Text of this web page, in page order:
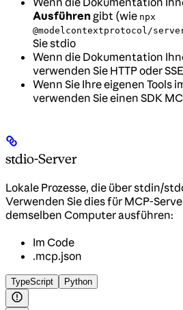
Ausführen gibt (wie npx
@modelcontextprotocol/
Sie stdio
Wenn die Dokumentation
verwenden Sie HTTP oder SSE
Wenn Sie Ihre eigenen Tools
verwenden Sie einen SDK
stdio-Server
Lokale Prozesse, die über stdin/
Verwenden Sie dies für MCP-
demselben Computer ausführen:
Im Code
.mcp.json
TypeScript Python